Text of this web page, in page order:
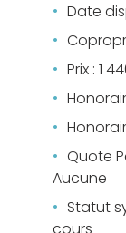
Date
Prix : 1
Quote
Aucune
Statut